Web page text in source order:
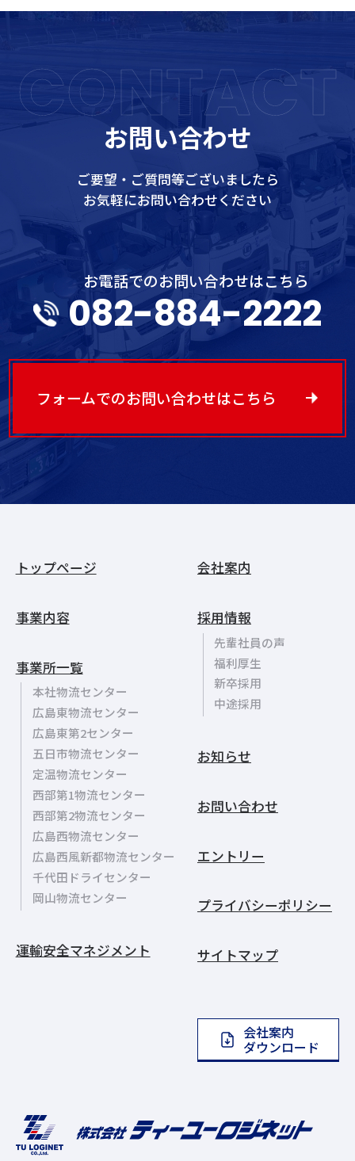
CONTACT
お問い合わせ
ご要望・ご質問等ございましたら
お気軽にお問い合わせください
お電話でのお問い合わせはこちら
082-884-2222
フォームでのお問い合わせはこちら
トップページ
事業内容
事業所一覧
本社物流センター
広島東物流センター
広島東第2センター
五日市物流センター
定温物流センター
西部第1物流センター
西部第2物流センター
広島西物流センター
広島西風新都物流センター
千代田ドライセンター
岡山物流センター
運輸安全マネジメント
会社案内
採用情報
先輩社員の声
福利厚生
新卒採用
中途採用
お知らせ
お問い合わせ
エントリー
プライバシーポリシー
サイトマップ
会社案内
ダウンロード